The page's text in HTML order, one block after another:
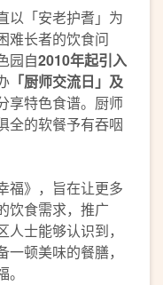
以「安老护耆」为
难长者的饮食问
园自2010年起引入
「厨师交流日」及
享特色食谱。厨师
全的软餐予有吞咽
福》，旨在让更多
饮食需求，推广
人士能够认识到，
顿美味的餐膳，